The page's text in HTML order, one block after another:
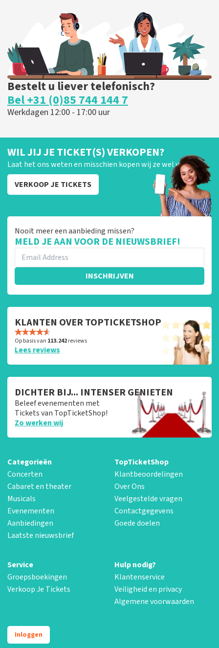
Bestelt u liever telefonisch?
Bel +31 (0)85 744 144 7
Werkdagen 12:00 - 17:00 uur
WIL JIJ JE TICKET(S) VERKOPEN?
Laat het ons weten en misschien kopen wij ze wel van je!
VERKOOP JE TICKETS
Nooit meer een aanbieding missen?
MELD JE AAN VOOR DE NIEUWSBRIEF!
INSCHRIJVEN
KLANTEN OVER TOPTICKETSHOP
Op basis van 113.242reviews
Lees reviews
DICHTER BIJ... INTENSER GENIETEN
Beleef evenementen met
Tickets van TopTicketShop!
Zo werken wij
Categorieën
Concerten
Cabaret en theater
Musicals
Evenementen
Aanbiedingen
Laatste nieuwsbrief
TopTicketShop
Klantbeoordelingen
Over Ons
Veelgestelde vragen
Contactgegevens
Goede doelen
Service
Groepsboekingen
Verkoop Je Tickets
Hulp nodig?
Klantenservice
Veiligheid en privacy
Algemene voorwaarden
Inloggen